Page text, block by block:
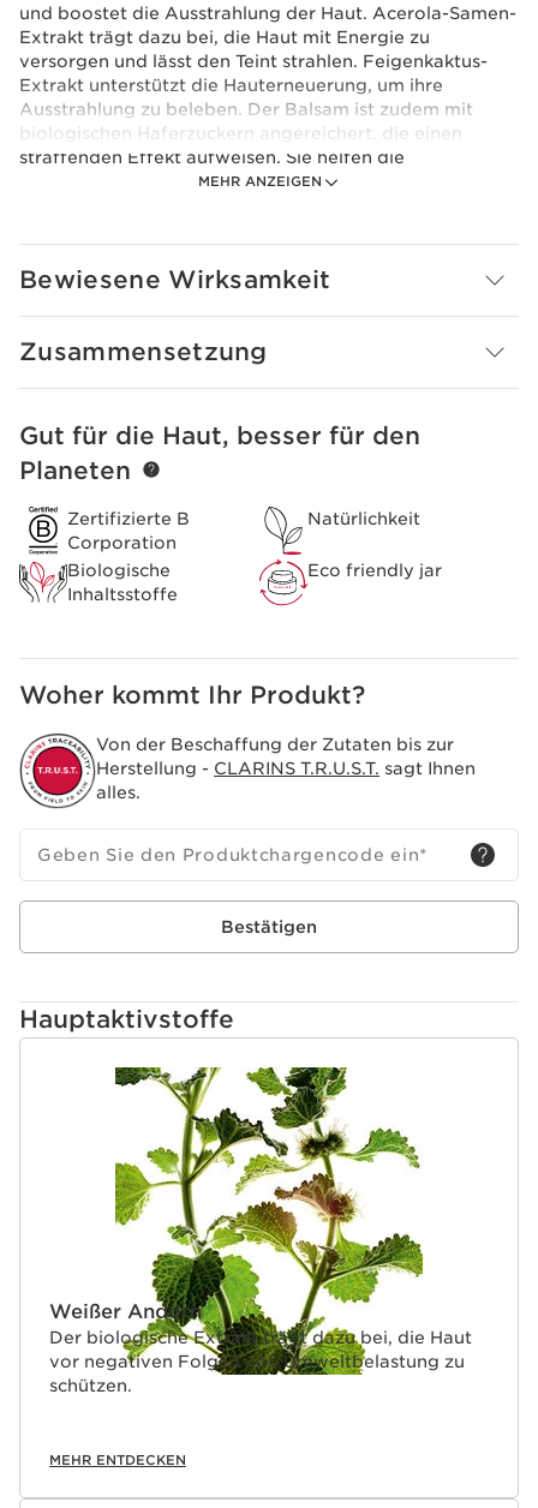
MEHR ANZEIGEN
und boostet die Ausstrahlung der Haut. Acerola-Samen-
Extrakt trägt dazu bei, die Haut mit Energie zu
versorgen und lässt den Teint strahlen. Feigenkaktus-
Extrakt unterstützt die Hauterneuerung, um ihre
Ausstrahlung zu beleben. Der Balsam ist zudem mit
biologischen Haferzuckern angereichert, die einen
straffenden Effekt aufweisen. Sie helfen die
Gesichtszüge zu straffen und sofort zu glätten. Zeichen
Gesichtspflege, vermischt mit Ihrem Clarins
Eine sofort schönere Ausstrahlung
Bewiesene Wirksamkeit
Zusammensetzung
WEITER ZUM INHALT
Gut für die Haut, besser für den
Planeten
Zertifizierte B
Corporation
Natürlichkeit
Biologische
Inhaltsstoffe
Eco friendly jar
Woher kommt Ihr Produkt?
Von der Beschaffung der Zutaten bis zur
Herstellung - CLARINS T.R.U.S.T. sagt Ihnen
alles.
Geben Sie den Produktchargencode ein*
Bestätigen
Hauptaktivstoffe
WEITER ZUM INHALT
Weißer Andorn
Der biologische Extrakt trägt dazu bei, die Haut
vor negativen Folgen von Umweltbelastung zu
schützen.
MEHR ENTDECKEN